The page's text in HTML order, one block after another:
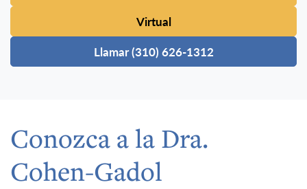
Virtual
Llamar (310) 626-1312
Conozca a la Dra.
Cohen-Gadol